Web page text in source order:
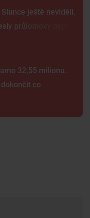
ještě neviděli.
průlomový objev
32,55 milionu.
co